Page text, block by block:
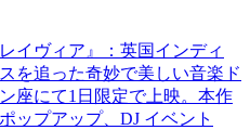
イヴィア』：英国インディ
を追った奇妙で美しい音楽ド
座にて1日限定で上映。本作
ップアップ、DJ イベント